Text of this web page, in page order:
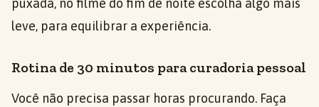
puxada, no filme do fim de noite escolha algo mais
leve, para equilibrar a experiência.
Rotina de 30 minutos para curadoria pessoal
Você não precisa passar horas procurando. Faça